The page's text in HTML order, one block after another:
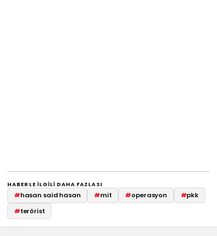
HABERLE ILGILI DAHA FAZLASI
#hasan said hasan #mit #operasyon #pkk
#terörist